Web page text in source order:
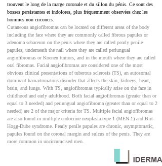
trouvent le long de la marge coronale et du sillon du pénis. Ce sont des
bosses persistantes et indolores, plus fréquemment observées chez les
hommes non circoncis.
Cutaneous angiofibromas can be located on different areas of the body
including the face where they are commonly called fibrous papules or
adenoma sebaceum on the penis where they are called pearly penile
papules, underneath the nail where they are called periungual
angiofibromas or Koenen tumors, and in the mouth where they are called
oral fibromas. Facial angiofibromas are considered one of the most
obvious clinical presentations of tuberous sclerosis (TS), an autosomal
dominant hamartomatous disorder that affects the skin, kidneys, heart,
brain, and lungs. With TS, angiofibromas typically arise on the face in
childhood and early adulthood. Both facial angiofibromas (greater than or
equal to 3 needed) and periungual angiofibroma (greater than or equal to 2
needed) are 2 of the major criteria for TS. Multiple facial angiofibromas
are also found in multiple endocrine neoplasia type 1 (MEN-1) and Birt-
Hogg-Dube syndrome. Pearly penile papules are chronic, asymptomatic,
papules found on the coronal margin and sulcus of the penis. They are
more common in uncircumcised men.